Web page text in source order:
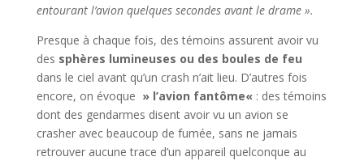
entourant l’avion quelques secondes avant le drame ».
Presque à chaque fois, des témoins assurent avoir vu
des sphères lumineuses ou des boules de feu
dans le ciel avant qu’un crash n’ait lieu. D’autres fois
encore, on évoque » l’avion fantôme« : des témoins
dont des gendarmes disent avoir vu un avion se
crasher avec beaucoup de fumée, sans ne jamais
retrouver aucune trace d’un appareil quelconque au